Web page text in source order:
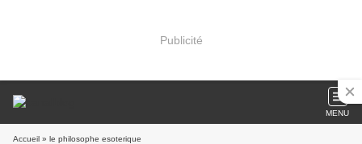
Publicité
MENU
Accueil » le philosophe esoterique